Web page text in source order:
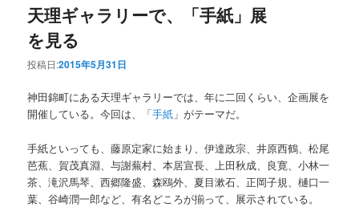
天理ギャラリーで、「手紙」展
を見る
投稿日:2015年5月31日
神田錦町にある天理ギャラリーでは、年に二回くらい、企画展を
開催している。今回は、「手紙 」がテーマだ。
手紙といっても、藤原定家に始まり、伊達政宗、井原西鶴、松尾
芭蕉、賀茂真淵、与謝蕪村、本居宣長、上田秋成、良寛、小林一
茶、滝沢馬琴、西郷隆盛、森鴎外、夏目漱石、正岡子規、樋口一
葉、谷崎潤一郎など、有名どころが揃って、展示されている。